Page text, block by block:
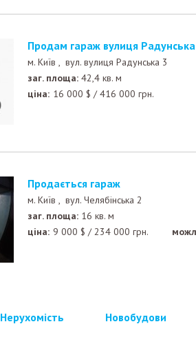
Продам гараж вулиця
м. Київ , вул. вулиця Радунська 3
заг. площа: 42,4 кв. м
ціна: 16 000 $ /416 000 грн.
Продається гараж
м. Київ , вул. Челябінська 2
заг. площа: 16 кв. м
ціна: 9 000 $ /234 000 грн.
Нерухомість Новобудови